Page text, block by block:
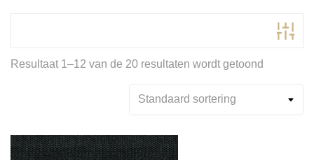
Productcategorieën
(20)
Resultaat 1–12 van de 20 resultaten wordt getoond